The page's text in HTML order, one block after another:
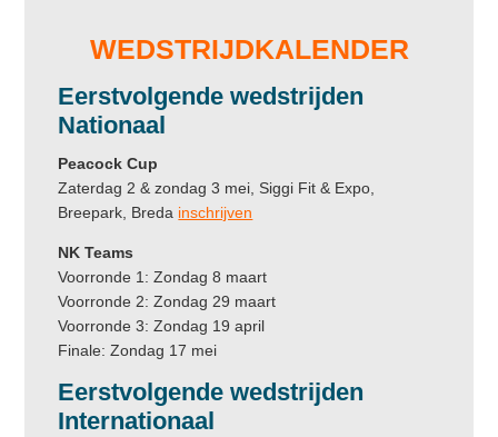
SidebarWEDSTRIJDKALENDER
Eerstvolgendewedstrijden
Nationaal
Peacock Cup
Zaterdag 2 & zondag 3 mei, Siggi Fit & Expo,
Breepark, Breda inschrijven
NK Teams
Voorronde 1: Zondag 8 maart
Voorronde 2: Zondag 29 maart
Voorronde 3: Zondag 19 april
Finale: Zondag 17 mei
Eerstvolgende wedstrijden
Internationaal